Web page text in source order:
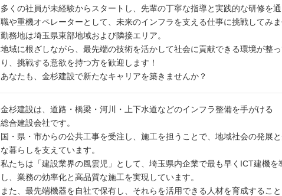
多くの社員が未経験からスタートし、先輩の丁寧な指導と実践的な研修を
職や重機オペレーターとして、未来のインフラを支える仕事に挑戦してみ
勤務地は埼玉県東部地域および隣接エリア。
地域に根ざしながら、最先端の技術を活かして社会に貢献できる環境が整
り、挑戦する意欲を持つ方を歓迎します！
あなたも、金杉建設で新たなキャリアを築きませんか？
金杉建設は、道路・橋梁・河川・上下水道などのインフラ整備を手がける
総合建設会社です。
国・県・市からの公共工事を受注し、施工を担うことで、地域社会の発展
な暮らしを支えています。
私たちは「建設業界の風雲児」として、埼玉県内企業で最も早くICT建機を
し、業務の効率化と高品質な施工を実現しています。
また、最先端機器を自社で保有し、それらを活用できる人材を育成するこ